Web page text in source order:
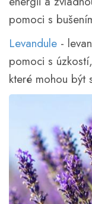
pomoci s
Levandule -
pomoci s
které mohou být